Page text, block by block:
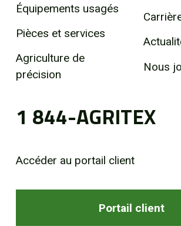
Équipements usagés
Pièces et services
Agriculture de
précision
Nous
1 844-AGRITEX
Accéder au portail client
Portail client